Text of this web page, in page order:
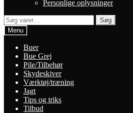
Personlige oplysninger
Søg
efter:
Søg
Menu
Buer
Bue Grej
Pile/Tilbehør
Skydeskiver
Værktøj/træning
Jagt
Tips og triks
Tilbud